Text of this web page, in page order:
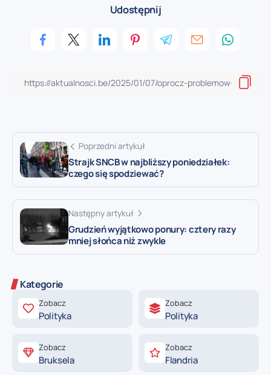
Udostępnij
Poprzedni artykuł
Strajk SNCB w najbliższy poniedziałek:
czego się spodziewać?
Następny artykuł
Grudzień wyjątkowo ponury: cztery razy
mniej słońca niż zwykle
Kategorie
Zobacz
Polityka
Zobacz
Polityka
Zobacz
Bruksela
Zobacz
Flandria